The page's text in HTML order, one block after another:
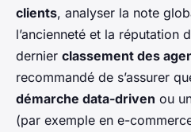
clients, analyser la note
l’ancienneté et la réputation
dernier classement des
recommandé de s’assurer
démarche data-driven ou
(par exemple en e-